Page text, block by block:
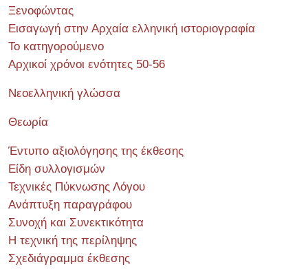
Ξενοφώντας
Εισαγωγή στην Αρχαία ελληνική ιστοριογραφία
Το κατηγορούμενο
Αρχικοί χρόνοι ενότητες 50-56
Νεοελληνική γλώσσα
Θεωρία
Έντυπο αξιολόγησης της έκθεσης
Είδη συλλογισμών
Τεχνικές Πύκνωσης Λόγου
Ανάπτυξη παραγράφου
Συνοχή και Συνεκτικότητα
Η τεχνική της περίληψης
Σχεδιάγραμμα έκθεσης